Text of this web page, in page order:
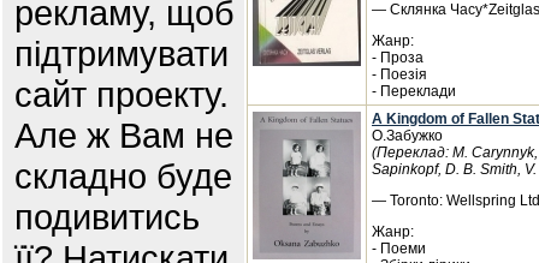
рекламу, щоб
підтримувати
сайт проекту.
Але ж Вам не
складно буде
подивитись
— Склянка
Жанр:
- Проза
- Поезія
- Переклади
A Kingdom of Fallen
О.Забужко
(Переклад: M.
Sapinkopf, D. B. Smith,
— Toronto: Wellspring
Жанр:
- Поеми